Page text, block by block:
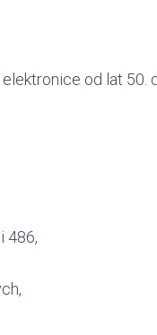
od lat 50.
486,